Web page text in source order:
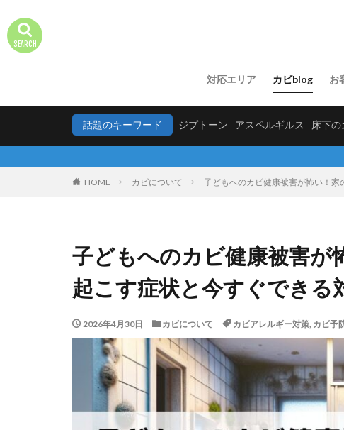
対応エリア カビblog お
話題のキーワード ジプトーン アスペルギルス 床下の
HOME カビについて 子どもへのカビ健康被害が怖い！
子どもへのカビ健康被害が
起こす症状と今すぐできる
2026年4月30日 カビについて カビアレルギー対策, カビ予